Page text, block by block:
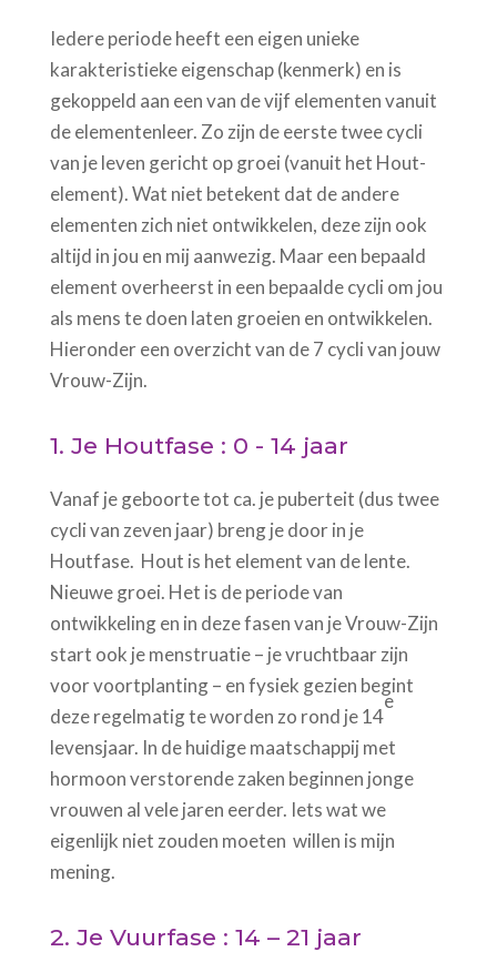
Iedere periode heeft een eigen unieke
karakteristieke eigenschap (kenmerk) en is
gekoppeld aan een van de vijf elementen vanuit
de elementenleer. Zo zijn de eerste twee cycli
van je leven gericht op groei (vanuit het Hout-
element). Wat niet betekent dat de andere
elementen zich niet ontwikkelen, deze zijn ook
altijd in jou en mij aanwezig. Maar een bepaald
element overheerst in een bepaalde cycli om jou
als mens te doen laten groeien en ontwikkelen.
Hieronder een overzicht van de 7 cycli van jouw
Vrouw-Zijn.
1. Je Houtfase : 0 - 14 jaar
Vanaf je geboorte tot ca. je puberteit (dus twee
cycli van zeven jaar) breng je door in je
Houtfase. Hout is het element van de lente.
Nieuwe groei. Het is de periode van
ontwikkeling en in deze fasen van je Vrouw-Zijn
start ook je menstruatie – je vruchtbaar zijn
voor voortplanting – en fysiek gezien begint
deze regelmatig te worden zo rond je 14
e
levensjaar. In de huidige maatschappij met
hormoon verstorende zaken beginnen jonge
vrouwen al vele jaren eerder. Iets wat we
eigenlijk niet zouden moeten willen is mijn
mening.
2. Je Vuurfase : 14 – 21 jaar